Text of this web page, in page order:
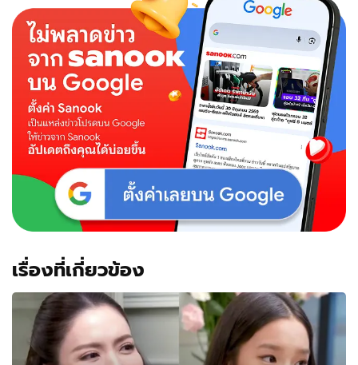
เกิด
ให้
แด๊ด
ว่าที่
ลูกเขย
นกุล"
ตน่า
เห็น
แล้ว
ตาม
เรื่องที่เกี่ยวข้อง